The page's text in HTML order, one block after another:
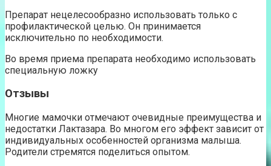
Препарат нецелесообразно использовать только с
профилактической целью. Он принимается
исключительно по необходимости.
Во время приема препарата необходимо использовать
специальную ложку
Отзывы
Многие мамочки отмечают очевидные преимущества и
недостатки Лактазара. Во многом его эффект зависит от
индивидуальных особенностей организма малыша.
Родители стремятся поделиться опытом.